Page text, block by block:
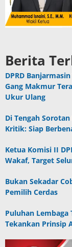
Berita
DPRD
Gang Makmur
Ukur Ulang
Di Tengah
Kritik: Siap
Ketua Komisi II
Wakaf, Target
Bukan Sekadar
Pemilih Cerdas
Puluhan Lembaga
Tekankan Prinsip